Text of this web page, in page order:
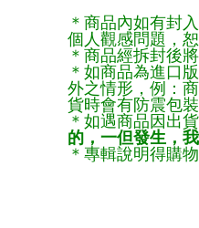
＊商品內如有封
個人觀感問題，
＊商品經拆封後
＊如商品為進口
外之情形，例：
貨時會有防震包
＊如遇商品因出
的，一但發生，
＊專輯說明得購